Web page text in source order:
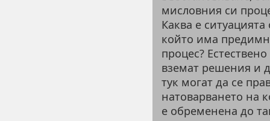
мисловния си
Каква е
който има
процес?
вземат решения и
тук могат да се
натоварването на
е обременена до